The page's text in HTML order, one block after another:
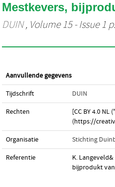
Mestkevers,
DUIN, Volume 15 - Issue 1
Aanvullende gegevens
Tijdschrift DUIN
Rechten
[CC BY 4.0
(https://
Organisatie Stichting
Referentie
K.
bijprodukt